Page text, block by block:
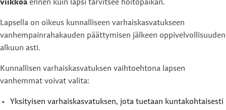
viikkoa ennen kuin lapsi tarvitsee hoitopaikan.
Lapsella on oikeus kunnalliseen varhaiskasvatukseen
vanhempainrahakauden päättymisen jälkeen oppivelvollisuuden
alkuun asti.
Kunnallisen varhaiskasvatuksen vaihtoehtona lapsen
vanhemmat voivat valita:
Yksityisen varhaiskasvatuksen, jota tuetaan kuntakohtaisesti